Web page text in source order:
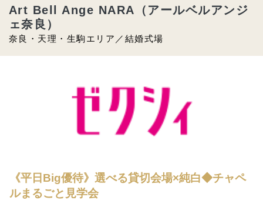
奈良・天理・生駒エリア／結婚式場
Art Bell Ange NARA（アールベルアンジ
ェ奈良）
《平日Big優待》選べる貸切会場×純白◆チャペ
ルまるごと見学会